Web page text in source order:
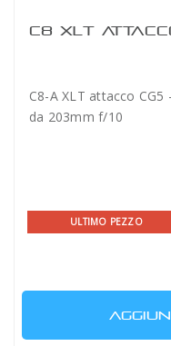
C8 XLT
C8-A XLT attacco
da 203mm f/10
ULTIMO PEZZO